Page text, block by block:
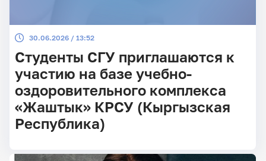
30.06.2026 / 13:52
Студенты СГУ приглашаются к
участию на базе учебно-
оздоровительного комплекса
«Жаштык» КРСУ (Кыргызская
Республика)